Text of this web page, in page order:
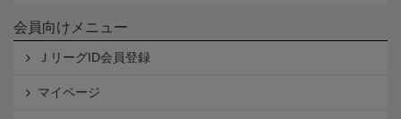
会員向けメニュー
ＪリーグID会員登録
マイページ